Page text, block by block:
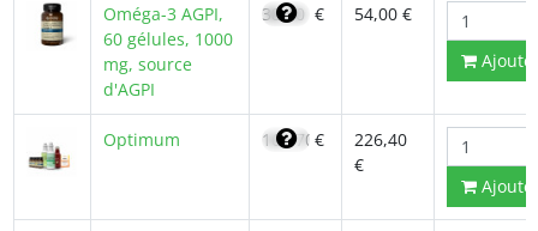
Oméga-3 AGPI,
60 gélules, 1000
mg, source
d'AGPI
38,30 € 54,00 €
Optimum 161,70 €
226,40
€